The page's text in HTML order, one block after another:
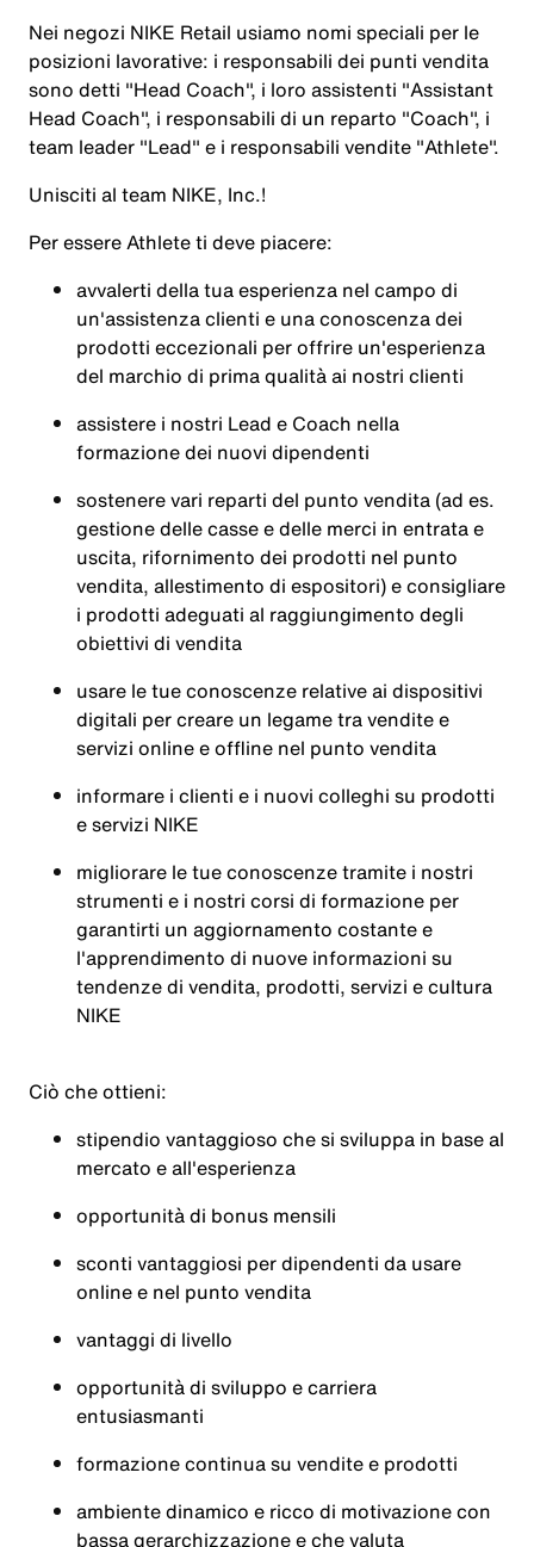
Nei negozi NIKE Retail usiamo nomi speciali per le
posizioni lavorative: i responsabili dei punti vendita
sono detti "Head Coach", i loro assistenti "Assistant
Head Coach", i responsabili di un reparto "Coach", i
team leader "Lead" e i responsabili vendite "Athlete".
Unisciti al team NIKE, Inc.!
Per essere Athlete ti deve piacere:
avvalerti della tua esperienza nel campo di
un'assistenza clienti e una conoscenza dei
prodotti eccezionali per offrire un'esperienza
del marchio di prima qualità ai nostri clienti
assistere i nostri Lead e Coach nella
formazione dei nuovi dipendenti
sostenere vari reparti del punto vendita (ad es.
gestione delle casse e delle merci in entrata e
uscita, rifornimento dei prodotti nel punto
vendita, allestimento di espositori) e consigliare
i prodotti adeguati al raggiungimento degli
obiettivi di vendita
usare le tue conoscenze relative ai dispositivi
digitali per creare un legame tra vendite e
servizi online e offline nel punto vendita
informare i clienti e i nuovi colleghi su prodotti
e servizi NIKE
migliorare le tue conoscenze tramite i nostri
strumenti e i nostri corsi di formazione per
garantirti un aggiornamento costante e
l'apprendimento di nuove informazioni su
tendenze di vendita, prodotti, servizi e cultura
NIKE
Ciò che ottieni:
stipendio vantaggioso che si sviluppa in base al
mercato e all'esperienza
opportunità di bonus mensili
sconti vantaggiosi per dipendenti da usare
online e nel punto vendita
vantaggi di livello
opportunità di sviluppo e carriera
entusiasmanti
formazione continua su vendite e prodotti
ambiente dinamico e ricco di motivazione con
bassa gerarchizzazione e che valuta